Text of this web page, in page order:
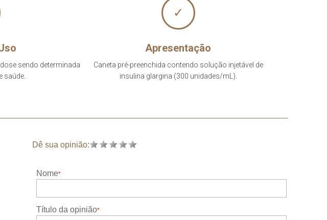
sendo determinada
saúde.
✓
Apresentação
Caneta pré-preenchida contendo solução injetável de
insulina glargina (300 unidades/mL).
Dê sua opinião:
Nome
Título da opinião